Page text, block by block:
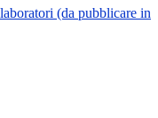
(da pubblicare in